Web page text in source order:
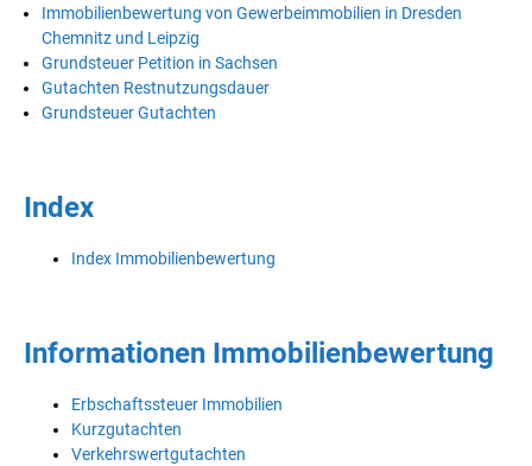
Immobilienbewertung von Gewerbeimmobilien in Dresden
Chemnitz und Leipzig
Grundsteuer Petition in Sachsen
Gutachten Restnutzungsdauer
Grundsteuer Gutachten
Index
Index Immobilienbewertung
Informationen Immobilienbewertung
Erbschaftssteuer Immobilien
Kurzgutachten
Verkehrswertgutachten